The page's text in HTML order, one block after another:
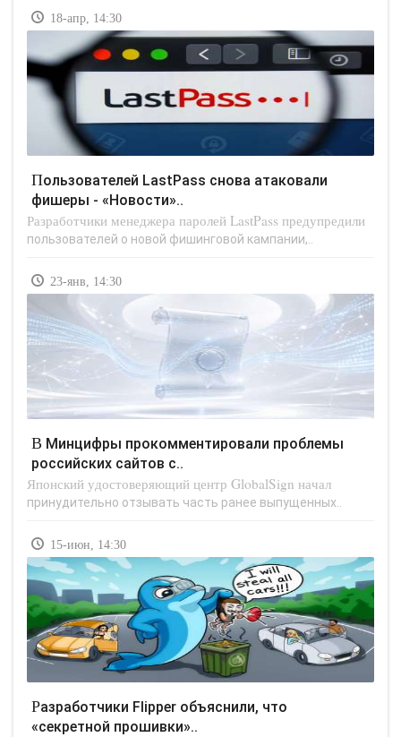
18-апр, 14:30
Пользователей LastPass снова атаковали
фишеры - «Новости»..
Разработчики менеджера паролей LastPass предупредили
пользователей о новой фишинговой кампании,..
23-янв, 14:30
В Минцифры прокомментировали проблемы
российских сайтов с..
Японский удостоверяющий центр GlobalSign начал
принудительно отзывать часть ранее выпущенных..
15-июн, 14:30
Разработчики Flipper объяснили, что
«секретной прошивки»..